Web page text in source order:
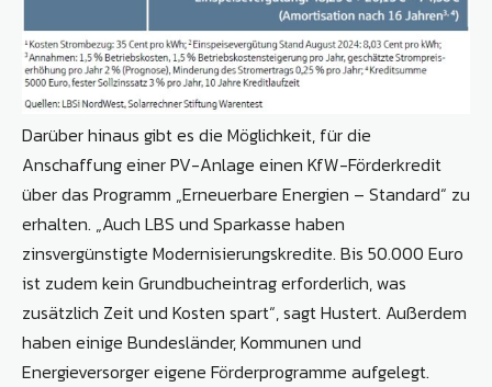
Darüber hinaus gibt es die Möglichkeit, für die
Anschaffung einer PV-Anlage einen KfW-Förderkredit
über das Programm „Erneuerbare Energien – Standard“ zu
erhalten. „Auch LBS und Sparkasse haben
zinsvergünstigte Modernisierungskredite. Bis 50.000 Euro
ist zudem kein Grundbucheintrag erforderlich, was
zusätzlich Zeit und Kosten spart“, sagt Hustert. Außerdem
haben einige Bundesländer, Kommunen und
Energieversorger eigene Förderprogramme aufgelegt.